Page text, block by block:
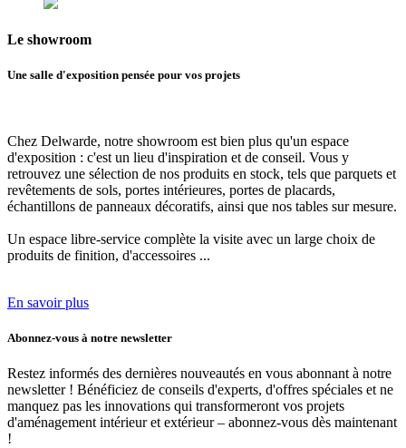
Le showroom
Une salle d'exposition pensée pour vos projets
Chez Delwarde, notre showroom est bien plus qu'un espace
d'exposition : c'est un lieu d'inspiration et de conseil. Vous y
retrouvez une sélection de nos produits en stock, tels que parquets et
revêtements de sols, portes intérieures, portes de placards,
échantillons de panneaux décoratifs, ainsi que nos tables sur mesure.
Un espace libre-service complète la visite avec un large choix de
produits de finition, d'accessoires ...
En savoir plus
Abonnez-vous à notre newsletter
Restez informés des dernières nouveautés en vous abonnant à notre
newsletter ! Bénéficiez de conseils d'experts, d'offres spéciales et ne
manquez pas les innovations qui transformeront vos projets
d'aménagement intérieur et extérieur – abonnez-vous dès maintenant
!